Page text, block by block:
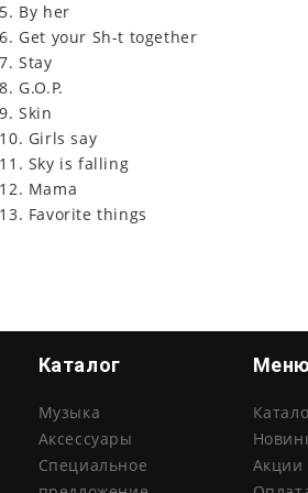
5. By her
6. Get your Sh-t together
7. Stay
8. G.O.P.
9. Skin
10. Girls say
11. Sky is falling
12. Mama
13. Favorite things
Каталог
Музыка
Аксессуары
Специальное
Меню
Акции